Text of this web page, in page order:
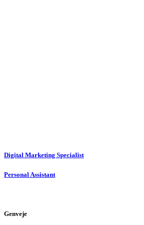
Digital Marketing Specialist
Personal Assistant
Genveje